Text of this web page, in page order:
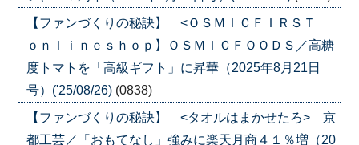
【ファンづくりの秘訣】 <ＯＳＭＩＣＦＩＲＳＴ
ｏｎｌｉｎｅｓｈｏｐ】ＯＳＭＩＣＦＯＯＤＳ／高糖
度トマトを「高級ギフト」に昇華（2025年8月21日
号）('25/08/26) (0838)
【ファンづくりの秘訣】 <タオルはまかせたろ> 京
都工芸／「おもてなし」強みに楽天月商４１％増（20